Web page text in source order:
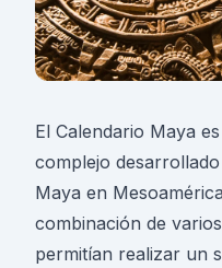
El Calendario Maya
complejo
Maya en
combinación de
permitían realizar un